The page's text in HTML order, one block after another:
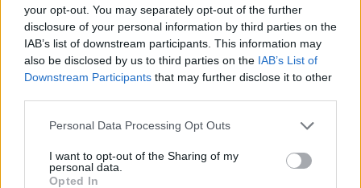
your opt-out. You may separately opt-out of the further
disclosure of your personal information by third parties on the
IAB’s list of downstream participants. This information may
also be disclosed by us to third parties on the IAB’s List of
Downstream Participants that may further disclose it to other
Personal Data Processing Opt Outs
I want to opt-out of the Sharing of my
personal data.
Opted In
11
Volvo 965 "V90"(1996)
3 946 visningar20 kommentarer
6
11 nov. 13
Volvo 940 LTT (1995)
13 kommentarer